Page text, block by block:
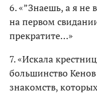
6. «”Знаешь, а я не
на первом
прекратите…»
7. «Искала
большинство Кенов
знакомств,